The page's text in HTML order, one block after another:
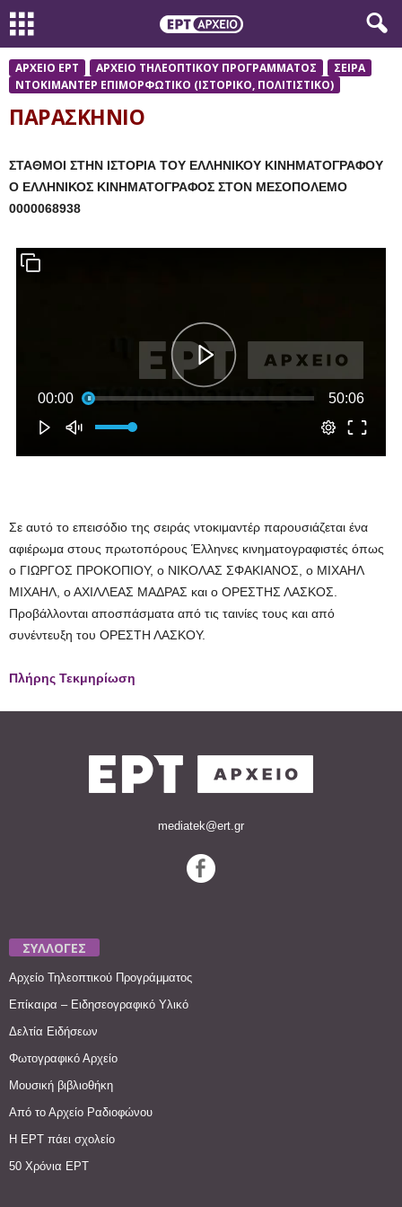
ΑΡΧΕΙΟ ΕΡΤ ΑΡΧΕΙΟ ΤΗΛΕΟΠΤΙΚΟΥ ΠΡΟΓΡΑΜΜΑΤΟΣ
ΣΕΙΡΑ
ΝΤΟΚΙΜΑΝΤΕΡ ΕΠΙΜΟΡΦΩΤΙΚΟ (ΙΣΤΟΡΙΚΟ, ΠΟΛΙΤΙΣΤΙΚΟ)
ΠΑΡΑΣΚΗΝΙΟ
ΣΤΑΘΜΟΙ ΣΤΗΝ ΙΣΤΟΡΙΑ ΤΟΥ ΕΛΛΗΝΙΚΟΥ ΚΙΝΗΜΑΤΟΓΡΑΦΟΥ
Ο ΕΛΛΗΝΙΚΟΣ ΚΙΝΗΜΑΤΟΓΡΑΦΟΣ ΣΤΟΝ ΜΕΣΟΠΟΛΕΜΟ
0000068938
Σε αυτό το επεισόδιο της σειράς ντοκιμαντέρ παρουσιάζεται ένα
αφιέρωμα στους πρωτοπόρους Έλληνες κινηματογραφιστές όπως
ο ΓΙΩΡΓΟΣ ΠΡΟΚΟΠΙΟΥ, ο ΝΙΚΟΛΑΣ ΣΦΑΚΙΑΝΟΣ, ο ΜΙΧΑΗΛ
ΜΙΧΑΗΛ, ο ΑΧΙΛΛΕΑΣ ΜΑΔΡΑΣ και ο ΟΡΕΣΤΗΣ ΛΑΣΚΟΣ.
Προβάλλονται αποσπάσματα από τις ταινίες τους και από
συνέντευξη του ΟΡΕΣΤΗ ΛΑΣΚΟΥ.
Πλήρης Τεκμηρίωση
mediatek@ert.gr
ΣΥΛΛΟΓΕΣ
Αρχείο Τηλεοπτικού Προγράμματος
Επίκαιρα – Ειδησεογραφικό Υλικό
Δελτία Ειδήσεων
Φωτογραφικό Αρχείο
Μουσική βιβλιοθήκη
Από το Αρχείο Ραδιοφώνου
Η ΕΡΤ πάει σχολείο
50 Χρόνια ΕΡΤ